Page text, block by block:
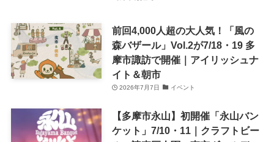
前回4,000人超の大人気！「風の
森バザール」Vol.2が7/18・19 多
摩市諏訪で開催｜アイリッシュナ
イト＆朝市
2026年7月7日 イベント
【多摩市永山】初開催「永山バン
ケット」7/10・11｜クラフトビー